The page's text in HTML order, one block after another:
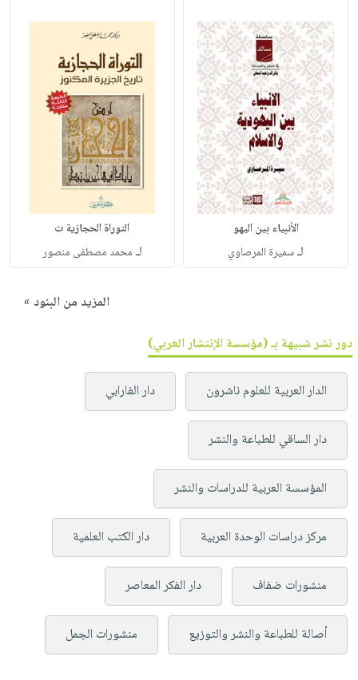
الأنبياء بين اليهو
لـسميرة المرصاوي
التوراة الحجازية ت
لـ محمد مصطفى منصور
المزيد من البنود »
دور نشر شبيهة بـ (مؤسسة الإنتشار العربي)
الدار العربية للعلوم ناشرون دار الفارابي
دار الساقي للطباعة والنشر
المؤسسة العربية للدراسات والنشر
مركز دراسات الوحدة العربية دار الكتب العلمية
منشورات ضفاف دار الفكر المعاصر
أصالة للطباعة والنشر والتوزيع منشورات الجمل